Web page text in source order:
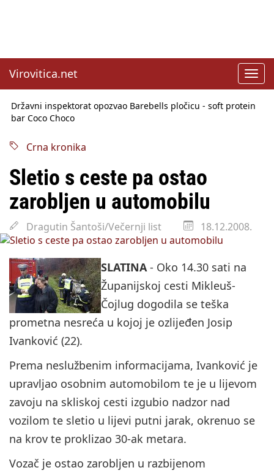
Virovitica.net
Državni inspektorat opozvao Barebells pločicu - soft protein
bar Coco Choco
Sabor u srijedu o SLAPP tužbama
godine
najavio za jesen
Državni tajnik Rukavina: Hrvatska ima 3,6 milijuna birača
HŽ Infrastruktura: Nesreće na željezničkim prijelazima
prepolovljene
Crna kronika
Sletio s ceste pa ostao
zarobljen u automobilu
Dragutin Šantoši/Večernji list 18.12.2008.
SLATINA- Oko 14.30 sati na
Županijskoj cesti Mikleuš-
Čojlug dogodila se teška
prometna nesreća u kojoj je ozlijeđen Josip
Ivanković (22).
Prema neslužbenim informacijama, Ivanković je
upravljao osobnim automobilom te je u lijevom
zavoju na skliskoj cesti izgubio nadzor nad
vozilom te sletio u lijevi putni jarak, okrenuo se
na krov te proklizao 30-ak metara.
Vozač je ostao zarobljen u razbijenom